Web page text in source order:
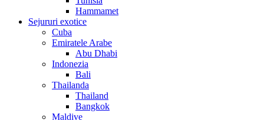
Hammamet
Sejururi exotice
Cuba
Emiratele Arabe
Abu Dhabi
Indonezia
Bali
Thailanda
Thailand
Bangkok
Maldive